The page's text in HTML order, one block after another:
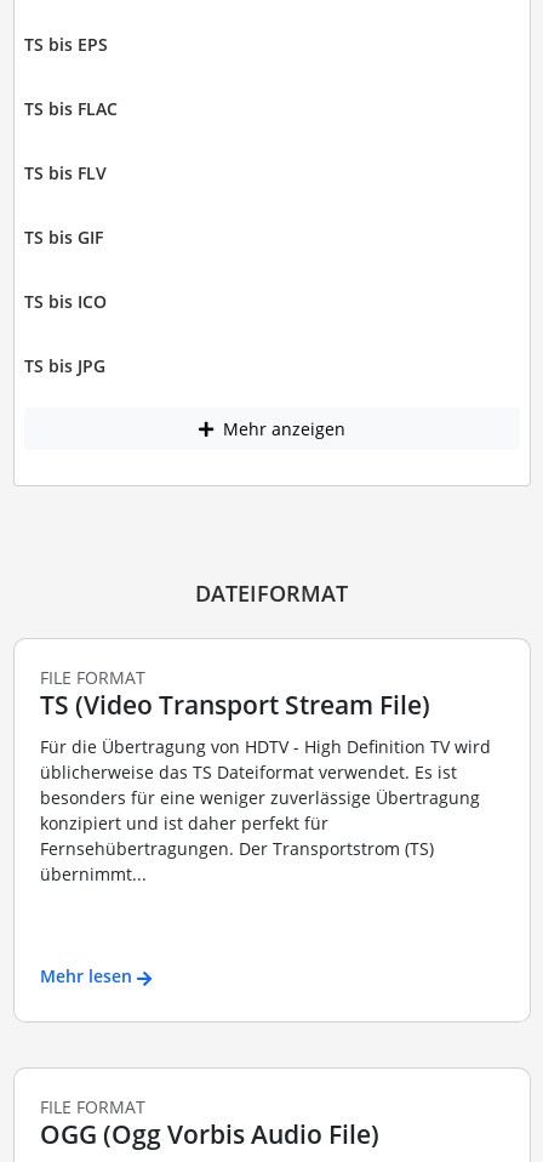
TS bis EPS
TS bis FLAC
TS bis FLV
TS bis GIF
TS bis ICO
TS bis JPG
Mehr anzeigen
DATEIFORMAT
FILE FORMAT
TS (Video Transport Stream File)
Für die Übertragung von HDTV - High Definition TV wird
üblicherweise das TS Dateiformat verwendet. Es ist
besonders für eine weniger zuverlässige Übertragung
konzipiert und ist daher perfekt für
Fernsehübertragungen. Der Transportstrom (TS)
übernimmt...
Mehr lesen
FILE FORMAT
OGG (Ogg Vorbis Audio File)